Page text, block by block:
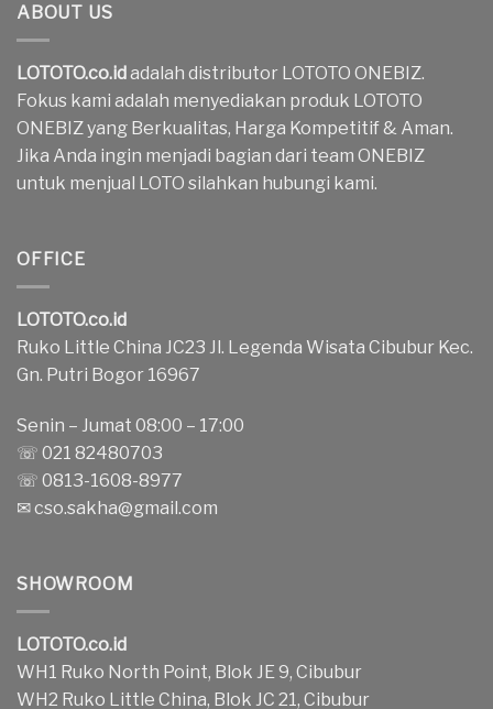
ABOUT US
LOTOTO.co.idadalah distributor LOTOTO ONEBIZ.
Fokus kami adalah menyediakan produk LOTOTO
ONEBIZ yang Berkualitas, Harga Kompetitif & Aman.
Jika Anda ingin menjadi bagian dari team ONEBIZ
untuk menjual LOTO silahkan hubungi kami.
OFFICE
LOTOTO.co.id
Ruko Little China JC23 Jl. Legenda Wisata Cibubur Kec.
Gn. Putri Bogor 16967
Senin – Jumat 08:00 – 17:00
☏ 021 82480703
☏ 0813-1608-8977
✉cso.sakha@gmail.com
SHOWROOM
LOTOTO.co.id
WH1 Ruko North Point, Blok JE 9, Cibubur
WH2 Ruko Little China, Blok JC 21, Cibubur